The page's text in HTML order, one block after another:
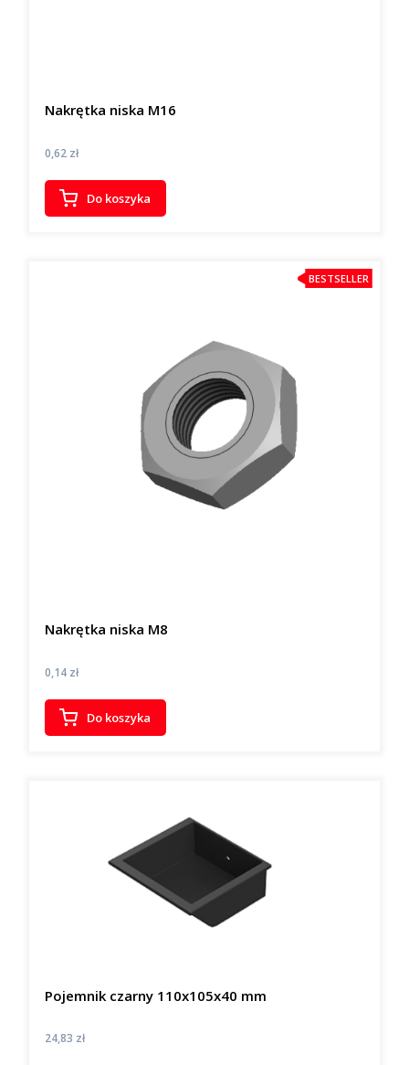
Nakrętka niska M16
Cena
0,62 zł
Do koszyka
BESTSELLER
Nakrętka niska M8
Cena
0,14 zł
Do koszyka
Pojemnik czarny 110x105x40 mm
Cena
24,83 zł